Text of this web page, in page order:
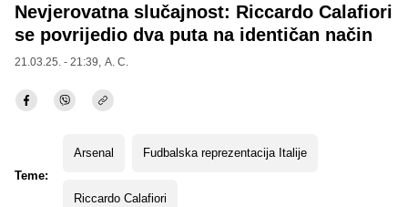
Nevjerovatna slučajnost: Riccardo Calafiori
se povrijedio dva puta na identičan način
21.03.25. - 21:39, A. C.
Teme:
Arsenal Fudbalska reprezentacija Italije
Riccardo Calafiori